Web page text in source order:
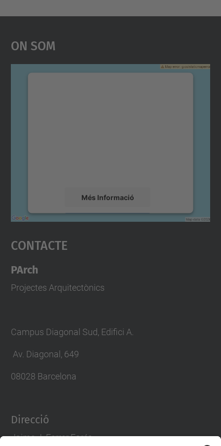
On Som
Més Informació
Accepta
powered by
Contacte
PArch
Projectes Arquitectònics
Campus Diagonal Sud, Edifici A.
Av. Diagonal, 649
08028 Barcelona
Direcció
Jaime J. Ferrer Forés